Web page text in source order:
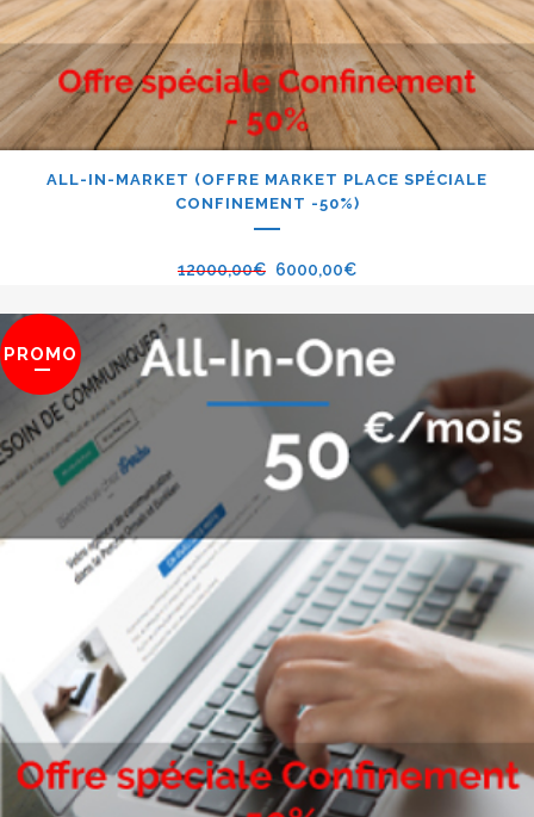
ALL-IN-MARKET (OFFRE MARKET PLACE SPÉCIALE
CONFINEMENT -50%)
12000,00€ 6000,00€
PROMO